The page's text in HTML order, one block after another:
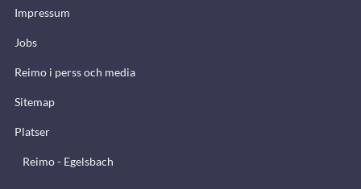
Impressum
Jobs
Reimo i perss och media
Sitemap
Platser
Reimo - Egelsbach